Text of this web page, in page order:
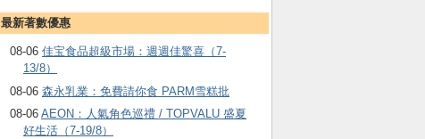
最新著數優惠
08-06 佳宝食品超級市場：週週佳驚喜（7-
13/8）
08-06 森永乳業：免費請你食 PARM雪糕批
08-06 AEON：人氣角色巡禮 / TOPVALU 盛夏
好生活（7-19/8）